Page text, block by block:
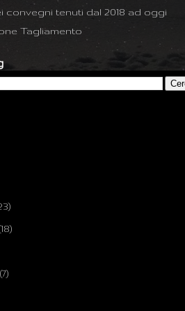
convegni tenuti dal 2018 ad oggi
Tagliamento
(7)